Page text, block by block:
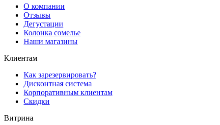
О компании
Отзывы
Дегустации
Колонка сомелье
Наши магазины
Клиентам
Как зарезервировать?
Дисконтная система
Корпоративным клиентам
Скидки
Витрина